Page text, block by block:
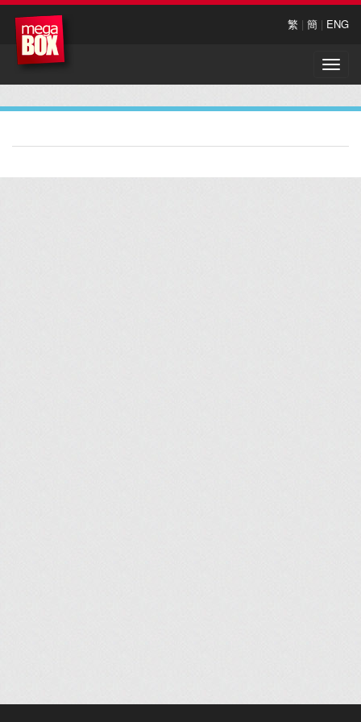
繁 | 簡 | ENG
Toggle